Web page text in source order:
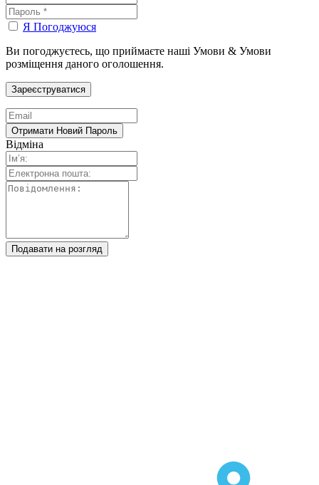
Я Погоджуюся
Ви погоджуєтесь, що приймаєте наші Умови & Умови
розміщення даного оголошення.
Відміна